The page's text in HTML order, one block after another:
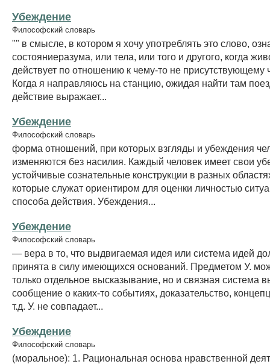
Убеждение
Философский словарь
"" в смысле, в котором я хочу употреблять это слово,
состояниеразума, или тела, или того и другого, когда
действует по отношению к чему-то не присутствующему
Когда я направляюсь на станцию, ожидая найти там
действие выражает...
Убеждение
Философский словарь
форма отношений, при которых взгляды и убеждения
изменяются без насилия. Каждый человек имеет свои
устойчивые сознательные конструкции в разных
которые служат ориентиром для оценки личностью
способа действия. Убеждения...
Убеждение
Философский словарь
— вера в то, что выдвигаемая идея или система идей
принята в силу имеющихся оснований. Предметом У.
только отдельное высказывание, но и связная система
сообщение о каких-то событиях, доказательство,
т.д. У. не совпадает...
Убеждение
Философский словарь
(моральное): 1. Рациональная основа нравственной